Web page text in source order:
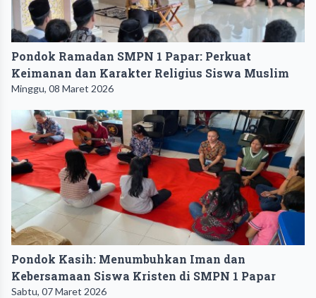
Pondok Ramadan SMPN 1 Papar: Perkuat
Keimanan dan Karakter Religius Siswa Muslim
Minggu, 08 Maret 2026
Pondok Kasih: Menumbuhkan Iman dan
Kebersamaan Siswa Kristen di SMPN 1 Papar
Sabtu, 07 Maret 2026